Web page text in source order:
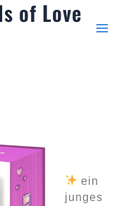
of Love
ein
junges